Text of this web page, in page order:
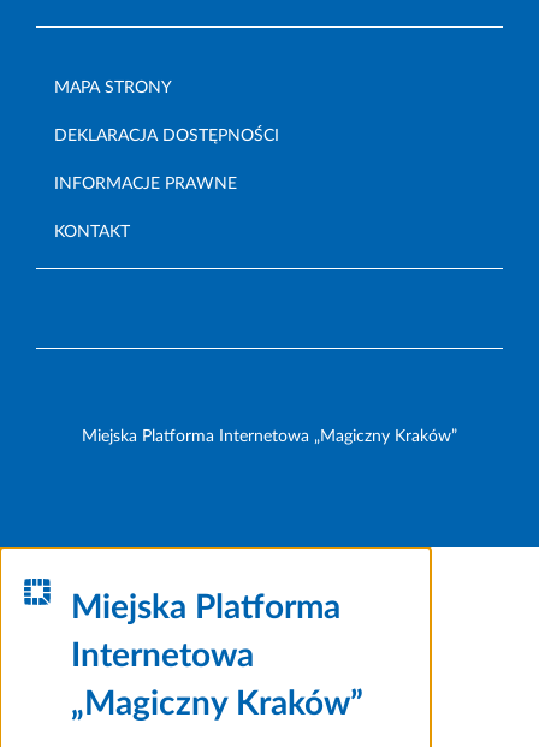
MAPA STRONY
DEKLARACJA DOSTĘPNOŚCI
INFORMACJE PRAWNE
KONTAKT
Miejska Platforma Internetowa „Magiczny Kraków”
Miejska Platforma
Internetowa
„Magiczny Kraków”